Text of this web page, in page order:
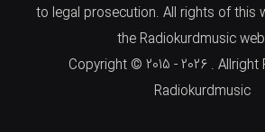
to legal prosecution. All rights of this
the Radiokurdmusic
Copyright © 2015 - 2026 . Allright
Radiokurdmusic